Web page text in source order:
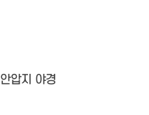
안압지 야경